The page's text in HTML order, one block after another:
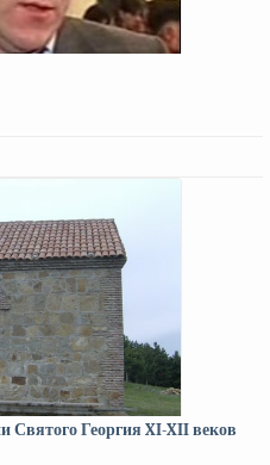
Святого Георгия XI-XII веков